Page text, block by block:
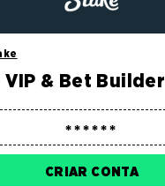
VIP & Bet Builder
CRIAR CONTA